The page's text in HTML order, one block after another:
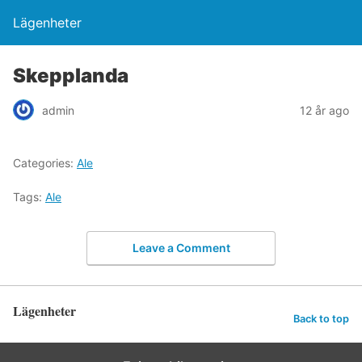
Lägenheter
Skepplanda
admin 12 år ago
Categories: Ale
Tags: Ale
Leave a Comment
Lägenheter Back to top